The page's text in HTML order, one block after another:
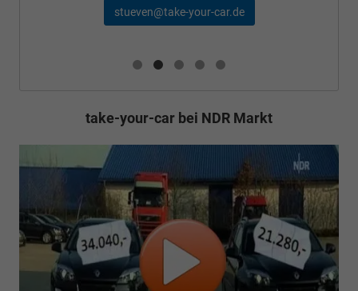
stueven@take-your-car.de
take-your-car bei NDR Markt